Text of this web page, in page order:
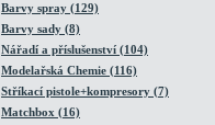
Barvy spray (129)
Barvy sady (8)
Nářadí a příslušenství (104)
Modelařská Chemie (116)
Stříkací pistole+kompresory (7)
Matchbox (16)